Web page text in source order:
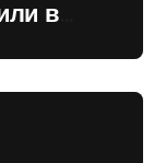
в